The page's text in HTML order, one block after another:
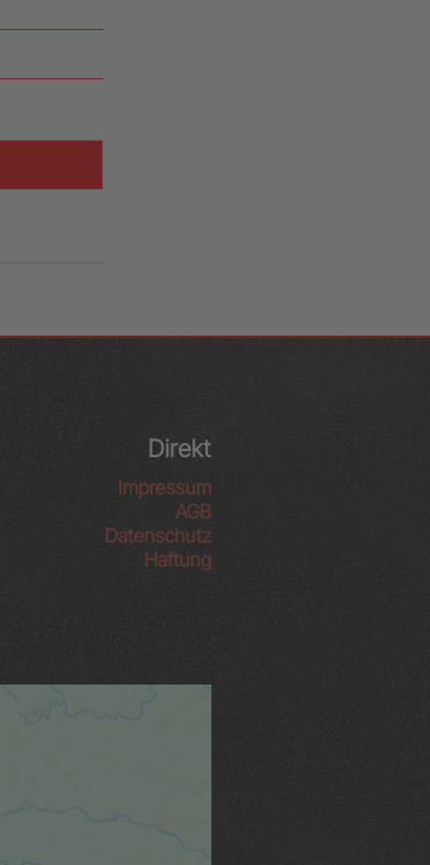
Direkt
Impressum
AGB
Datenschutz
Haftung